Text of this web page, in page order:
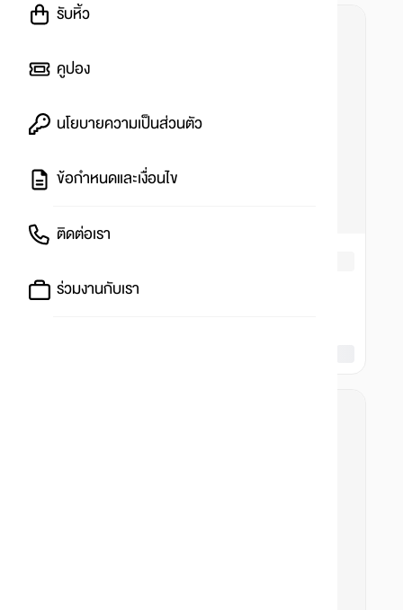
รับหิ้ว
คูปอง
นโยบายความเป็นส่วนตัว
ข้อกำหนดและเงื่อนไข
ติดต่อเรา
ร่วมงานกับเรา